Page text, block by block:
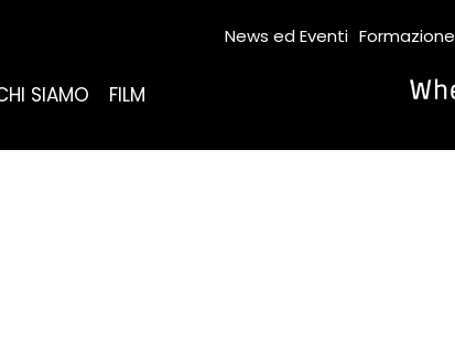
SIAMO FILM
News ed Eventi Formazione